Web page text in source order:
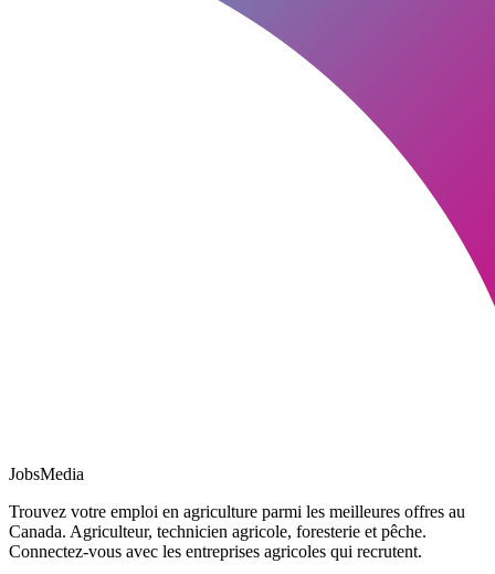
JobsMedia
Trouvez votre emploi en agriculture parmi les meilleures offres au
Canada. Agriculteur, technicien agricole, foresterie et pêche.
Connectez-vous avec les entreprises agricoles qui recrutent.